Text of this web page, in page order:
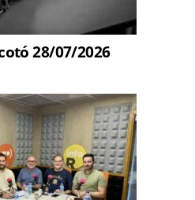
28/07/2026